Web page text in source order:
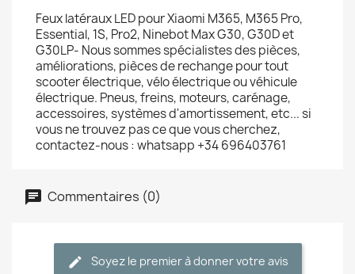
Feux latéraux LED pour Xiaomi M365, M365 Pro,
Essential, 1S, Pro2, Ninebot Max G30, G30D et
G30LP- Nous sommes spécialistes des pièces,
améliorations, pièces de rechange pour tout
scooter électrique, vélo électrique ou véhicule
électrique. Pneus, freins, moteurs, carénage,
accessoires, systèmes d'amortissement, etc... si
vous ne trouvez pas ce que vous cherchez,
contactez-nous : whatsapp +34 696403761
Commentaires (0)
Soyez le premier à donner votre avis